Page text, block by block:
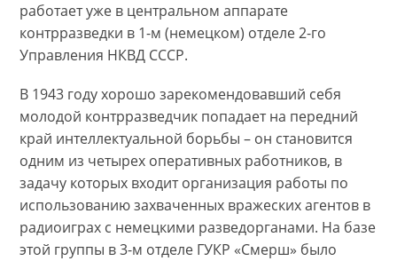
работает уже в центральном аппарате
контрразведки в 1-м (немецком) отделе 2-го
Управления НКВД СССР.
В 1943 году хорошо зарекомендовавший себя
молодой контрразведчик попадает на передний
край интеллектуальной борьбы – он становится
одним из четырех оперативных работников, в
задачу которых входит организация работы по
использованию захваченных вражеских агентов в
радиоиграх с немецкими разведорганами. На базе
этой группы в 3-м отделе ГУКР «Смерш» было